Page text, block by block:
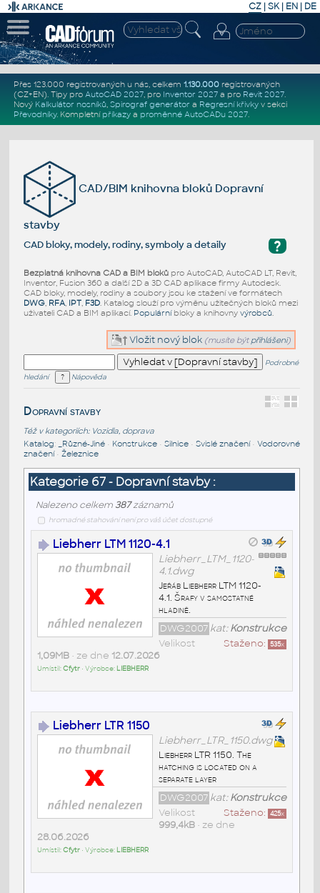
CZ | SK| EN | DE
Přes 123.000 registrovaných u nás, celkem 1.130.000registrovaných
(CZ+EN). Tipy pro AutoCAD 2027, pro Inventor 2027a pro Revit 2027.
Nový Kalkulátor nosníků, Spirograf generátor a Regresní křivkyv sekci
Převodníky. Kompletní příkazya proměnné AutoCADu 2027.
CAD/BIM knihovna bloků Dopravní
stavby
?
CAD bloky, modely, rodiny, symboly a detaily
Bezplatná knihovna CAD a BIM blokůpro AutoCAD, AutoCAD LT, Revit,
Inventor, Fusion 360 a další 2D a 3D CAD aplikace firmy Autodesk.
CAD bloky, modely, rodiny a soubory jsou ke stažení ve formátech
DWG, RFA, IPT, F3D. Katalog slouží pro výměnu užitečných bloků mezi
uživateli CAD a BIM aplikací. Populárníbloky a knihovny výrobců.
Vložit nový blok (musíte být přihlášeni)
Podrobné
hledání
Nápověda
Dopravní stavby
Též v kategoriích: Vozidla, doprava
Katalog: _Různé-Jiné• Konstrukce• Silnice• Svislé značení• Vodorovné
značení• Železnice
Kategorie 67 - Dopravní stavby :
Nalezeno celkem 387záznamů
hromadné stahování není pro váš účet dostupné
Liebherr LTM 1120-4.1
Liebherr_LTM_1120-
4.1.dwg
Jeřáb Liebherr LTM 1120-
4.1. Šrafy v samostatné
hladině.
kat:Konstrukce
DWG2007
Staženo: 535x
Velikost
1,09MB• ze dne 12.07.2026
Umístil:Cfytr• Výrobce: LIEBHERR
Liebherr LTR 1150
Liebherr_LTR_1150.dwg
Liebherr LTR 1150. The
hatching is located on a
separate layer
kat:Konstrukce
DWG2007
Staženo: 425x
Velikost
999,4kB• ze dne
28.06.2026
Umístil:Cfytr• Výrobce: LIEBHERR